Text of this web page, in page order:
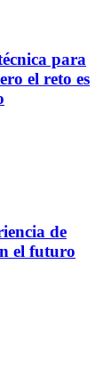
para
el reto es
de
el futuro